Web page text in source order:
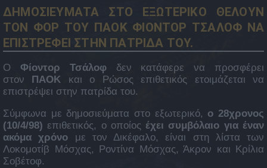
ΔΗΜΟΣΙΕΥΜΑΤΑ ΣΤΟ ΕΞΩΤΕΡΙΚΟ ΘΕΛΟΥΝ
ΤΟΝ ΦΟΡ ΤΟΥ ΠΑΟΚ ΦΙΟΝΤΟΡ ΤΣΑΛΟΦ ΝΑ
ΕΠΙΣΤΡΕΦΕΙ ΣΤΗΝ ΠΑΤΡΙΔΑ ΤΟΥ.
Ο Φίοντορ Τσάλοφδεν κατάφερε να προσφέρει
στον
ΠΑΟΚ και ο Ρώσος επιθετικός ετοιμάζεται να
επιστρέψει στην πατρίδα του.
Σύμφωνα με δημοσιεύματα στο εξωτερικό, ο 28χρονος
(10/4/98) επιθετικός, ο οποίος έχει συμβόλαιο για έναν
ακόμα χρόνο με τον Δικέφαλο, είναι στη λίστα των
Λοκομοτίβ Μόσχας, Ροντίνα Μόσχας, Άκρον και Κρίλια
Σοβέτοφ.